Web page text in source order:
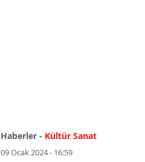
Haberler - Kültür Sanat
09 Ocak 2024 - 16:59